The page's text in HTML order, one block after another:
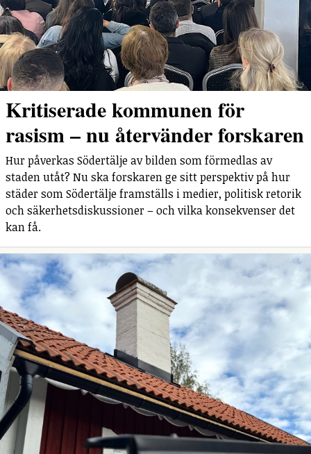
Kritiserade kommunen för
rasism – nu återvänder forskaren
Hur påverkas Södertälje av bilden som förmedlas av
staden utåt? Nu ska forskaren ge sitt perspektiv på hur
städer som Södertälje framställs i medier, politisk retorik
och säkerhetsdiskussioner – och vilka konsekvenser det
kan få.